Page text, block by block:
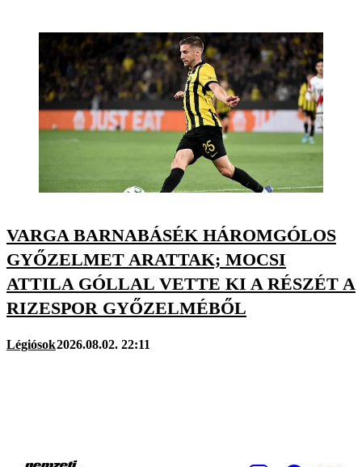
VARGA BARNABÁSÉK HÁROMGÓLOS
GYŐZELMET ARATTAK; MOCSI
ATTILA GÓLLAL VETTE KI A RÉSZÉT A
RIZESPOR GYŐZELMÉBŐL
Légiósok2026.08.02. 22:11